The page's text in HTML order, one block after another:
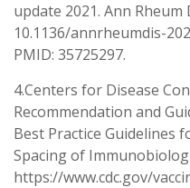
update 2021. Ann Rheum
10.1136/annrheumdis-
PMID: 35725297.
4.Centers for Disease
Recommendation and
Best Practice Guidelines
Spacing of
https://www.cdc.gov/